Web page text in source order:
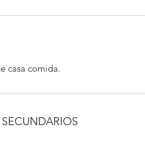
casa comida.